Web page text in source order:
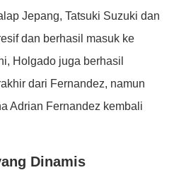
Jepang, Tatsuki Suzuki dan
dan berhasil masuk ke
Holgado juga berhasil
dari Fernandez, namun
Adrian Fernandez kembali
Dinamis